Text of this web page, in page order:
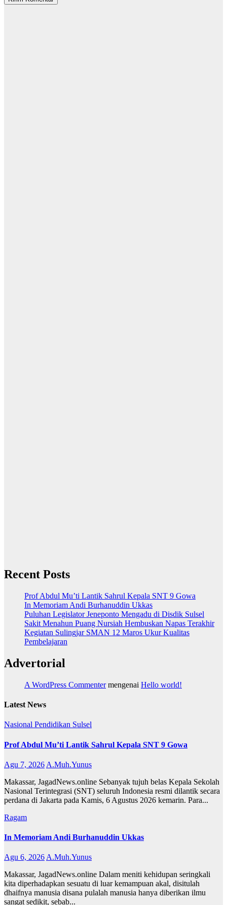
Recent Posts
Prof Abdul Mu’ti Lantik Sahrul Kepala SNT 9 Gowa
In Memoriam Andi Burhanuddin Ukkas
Puluhan Legislator Jeneponto Mengadu di Disdik Sulsel
Sakit Menahun Puang Nursiah Hembuskan Napas Terakhir
Kegiatan Sulingjar SMAN 12 Maros Ukur Kualitas
Pembelajaran
Advertorial
A WordPress Commentermengenai Hello world!
Latest News
Nasional Pendidikan Sulsel
Prof Abdul Mu’ti Lantik Sahrul Kepala SNT 9 Gowa
Agu 7, 2026 A.Muh.Yunus
Makassar, JagadNews.online Sebanyak tujuh belas Kepala Sekolah
Nasional Terintegrasi (SNT) seluruh Indonesia resmi dilantik secara
perdana di Jakarta pada Kamis, 6 Agustus 2026 kemarin. Para...
Ragam
In Memoriam Andi Burhanuddin Ukkas
Agu 6, 2026A.Muh.Yunus
Makassar, JagadNews.online Dalam meniti kehidupan seringkali
kita diperhadapkan sesuatu di luar kemampuan akal, disitulah
dhaifnya manusia disana pulalah manusia hanya diberikan ilmu
sangat sedikit, sebab...